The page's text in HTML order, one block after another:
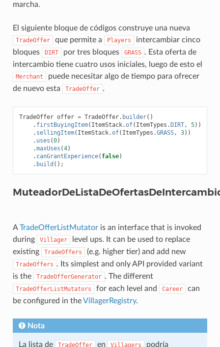
marcha.
El siguiente bloque de códigos construye una nueva
TradeOffer que permite a Players
intercambiar cinco
bloques
DIRT por tres bloques GRASS . Esta oferta de
intercambio tiene cuatro usos iniciales, luego de esto el
Merchant
puede necesitar algo de tiempo para ofrecer
de nuevo esta
TradeOffer .
TradeOffer offer = TradeOffer. builder()
. firstBuyingItem( ItemStack.of( ItemTypes . DIRT, 5))
. sellingItem( ItemStack.of( ItemTypes .GRASS, 3))
. uses (0)
.maxUses (4)
. canGrantExperience( false)
. build ();
ATradeOfferListMutatoris an interface that is invoked
during
Villager
level ups. It can be used to replace
existing
TradeOffers (e.g. higher tier) and add new
TradeOffers . Its simplest and only API provided variant
is the
TradeOfferGenerator . The different
TradeOfferListMutators for each level and Career
can
be configured in theVillagerRegistry.
Nota
La lista de TradeOffer en Villagers
podría